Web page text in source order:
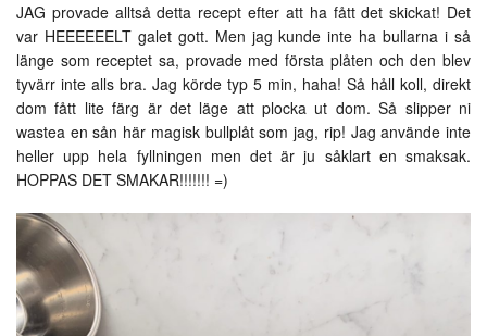
JAG provade alltså detta recept efter att ha fått det skickat! Det
var HEEEEEELT galet gott. Men jag kunde inte ha bullarna i så
länge som receptet sa, provade med första plåten och den blev
tyvärr inte alls bra. Jag körde typ 5 min, haha! Så håll koll, direkt
dom fått lite färg är det läge att plocka ut dom. Så slipper ni
wastea en sån här magisk bullplåt som jag, rip! Jag använde inte
heller upp hela fyllningen men det är ju såklart en smaksak.
HOPPAS DET SMAKAR!!!!!!! =)